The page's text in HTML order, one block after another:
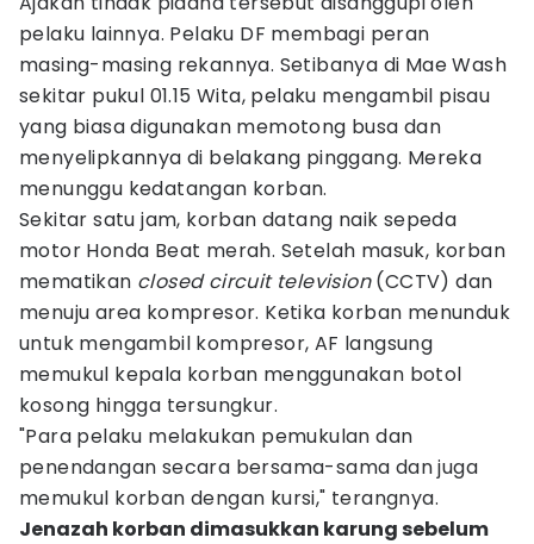
pelaku lainnya. Pelaku DF membagi peran
masing-masing rekannya. Setibanya di Mae Wash
sekitar pukul 01.15 Wita, pelaku mengambil pisau
yang biasa digunakan memotong busa dan
menyelipkannya di belakang pinggang. Mereka
menunggu kedatangan korban.
Sekitar satu jam, korban datang naik sepeda
motor Honda Beat merah. Setelah masuk, korban
mematikan closed circuit television(CCTV) dan
menuju area kompresor. Ketika korban menunduk
untuk mengambil kompresor, AF langsung
memukul kepala korban menggunakan botol
kosong hingga tersungkur.
"Para pelaku melakukan pemukulan dan
penendangan secara bersama-sama dan juga
memukul korban dengan kursi," terangnya.
Jenazah korban dimasukkan karung sebelum